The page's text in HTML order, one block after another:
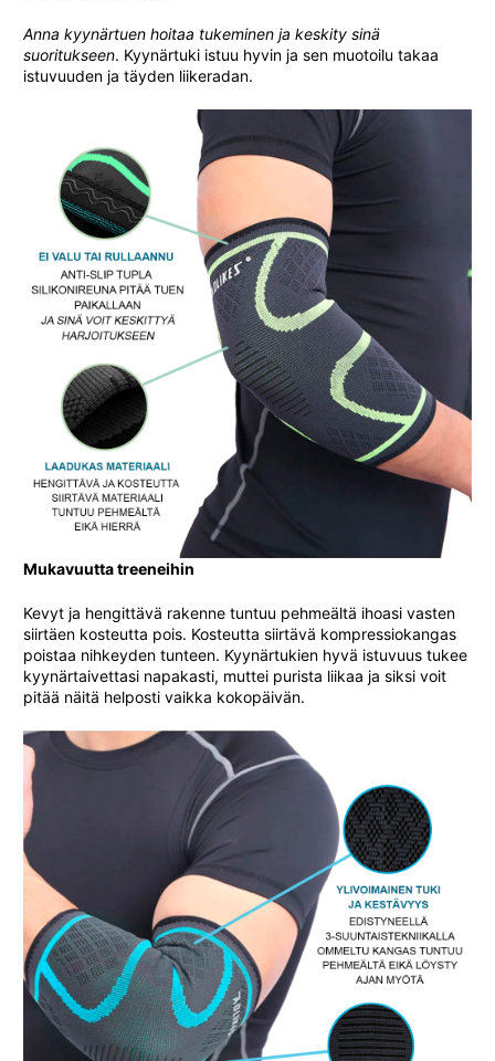
Anna kyynärtuen hoitaa tukeminen ja keskity sinä
suoritukseen. Kyynärtuki istuu hyvin ja sen muotoilu takaa
istuvuuden ja täyden liikeradan.
Mukavuutta treeneihin
Kevyt ja hengittävä rakenne tuntuu pehmeältä ihoasi vasten
siirtäen kosteutta pois. Kosteutta siirtävä kompressiokangas
poistaa nihkeyden tunteen. Kyynärtukien hyvä istuvuus tukee
kyynärtaivettasi napakasti, muttei purista liikaa ja siksi voit
pitää näitä helposti vaikka kokopäivän.